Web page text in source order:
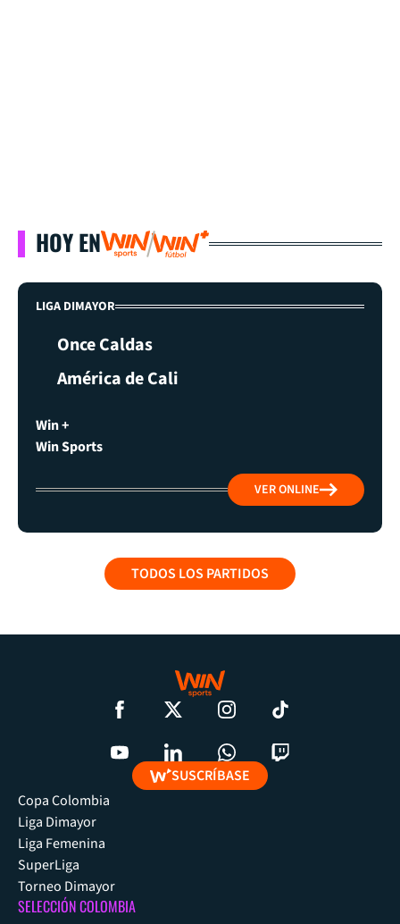
HOY EN
LIGA DIMAYOR
Once Caldas
América de Cali
Win +
Win Sports
VER ONLINE
TODOS LOS PARTIDOS
SUSCRÍBASE
Copa Colombia
Liga Dimayor
Liga Femenina
SuperLiga
Torneo Dimayor
SELECCIÓN COLOMBIA